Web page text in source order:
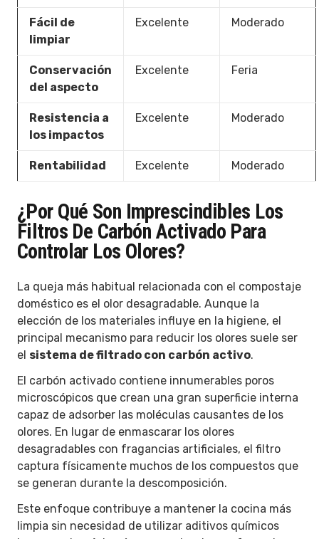
Fácil de
limpiar
Excelente Moderado
Conservación
del aspecto
Excelente Feria
Resistencia a
los impactos
Excelente Moderado
Rentabilidad Excelente Moderado
¿Por Qué Son Imprescindibles Los
Filtros De Carbón Activado Para
Controlar Los Olores?
La queja más habitual relacionada con el compostaje
doméstico es el olor desagradable. Aunque la
elección de los materiales influye en la higiene, el
principal mecanismo para reducir los olores suele ser
el sistema de filtrado con carbón activo.
El carbón activado contiene innumerables poros
microscópicos que crean una gran superficie interna
capaz de adsorber las moléculas causantes de los
olores. En lugar de enmascarar los olores
desagradables con fragancias artificiales, el filtro
captura físicamente muchos de los compuestos que
se generan durante la descomposición.
Este enfoque contribuye a mantener la cocina más
limpia sin necesidad de utilizar aditivos químicos